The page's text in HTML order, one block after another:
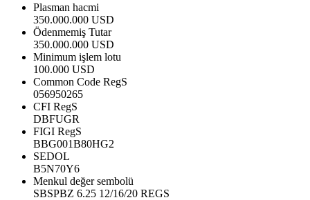
Plasman hacmi
350.000.000 USD
Ödenmemiş Tutar
350.000.000 USD
Minimum işlem lotu
100.000 USD
Common Code RegS
056950265
CFI RegS
DBFUGR
FIGI RegS
BBG001B80HG2
SEDOL
B5N70Y6
Menkul değer sembolü
SBSPBZ 6.25 12/16/20 REGS